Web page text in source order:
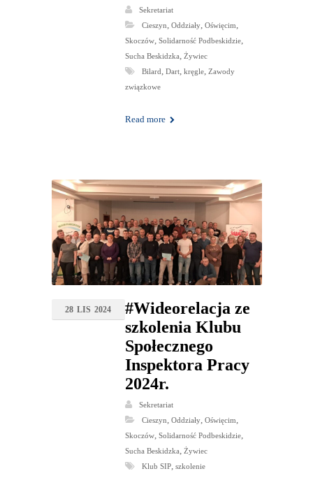
Sekretariat
Cieszyn, Oddziały, Oświęcim,
Skoczów, Solidarność Podbeskidzie,
Sucha Beskidzka, Żywiec
Bilard , Dart, kręgle, Zawody
związkowe
Read more
28 LIS 2024
#Wideorelacja ze
szkolenia Klubu
Społecznego
Inspektora Pracy
2024r.
Sekretariat
Cieszyn Oddziały, Oświęcim
Skoczów, Solidarność Podbeskidzie,
Sucha Beskidzka
Żywiec
Klub SIP, szkolenie